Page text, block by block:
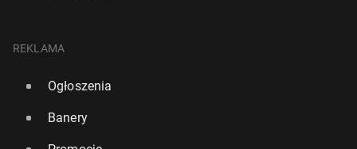
REKLAMA
Ogłoszenia
Banery